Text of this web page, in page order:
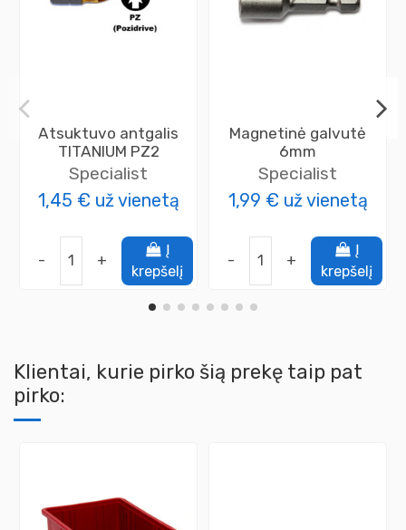
Atsuktuvo antgalis
TITANIUM PZ2
Specialist
1,45 € už vienetą
- +
Į
krepšelį
Magnetinė galvutė
6mm
Specialist
1,99 € už vienetą
- +
Į
krepšelį
Klientai, kurie pirko šią prekę taip pat
pirko: